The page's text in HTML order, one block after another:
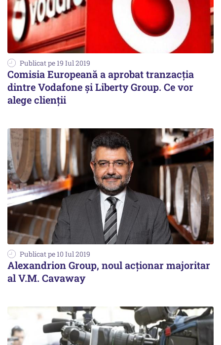
Publicat pe 19 Iul 2019
Comisia Europeană a aprobat tranzacţia
dintre Vodafone şi Liberty Group. Ce vor
alege clienţii
Publicat pe 10 Iul 2019
Alexandrion Group, noul acţionar majoritar
al V.M. Cavaway